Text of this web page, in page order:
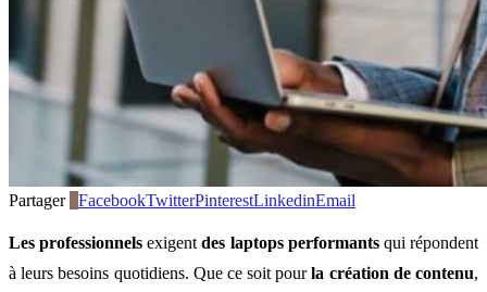
Partager FacebookTwitterPinterestLinkedinEmail
Les professionnels exigentdes laptops performantsqui répondent
à leurs besoins quotidiens. Que ce soit pourla création de contenu,